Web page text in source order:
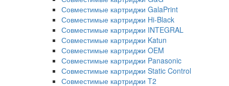
Совместимые картриджи GalaPrint
Совместимые картриджи Hi-Black
Совместимые картриджи INTEGRAL
Совместимые картриджи Katun
Совместимые картриджи OEM
Совместимые картриджи Panasonic
Совместимые картриджи Static Control
Совместимые картриджи T2